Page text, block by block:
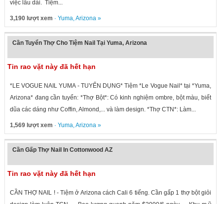
việc lâu dài. Tiệm...
3,190 lượt xem · Yuma,Arizona»
Cần Tuyển Thợ Cho Tiệm Nail Tại Yuma, Arizona
Tin rao vặt này đã hết hạn
*LE VOGUE NAIL YUMA - TUYỂN DỤNG* Tiệm *Le Vogue Nail* tại *Yuma,
Arizona* đang cần tuyển: *Thợ Bột*: Có kinh nghiệm ombre, bột màu, biết
dũa các dáng như Coffin, Almond,... và làm design. *Thợ CTN*: Làm...
1,569 lượt xem · Yuma,Arizona»
Cần Gấp Thợ Nail In Cottonwood AZ
Tin rao vặt này đã hết hạn
CẦN THỢ NAIL ! - Tiệm ở Arizona cách Cali 6 tiếng. Cần gấp 1 thợ bột giỏi